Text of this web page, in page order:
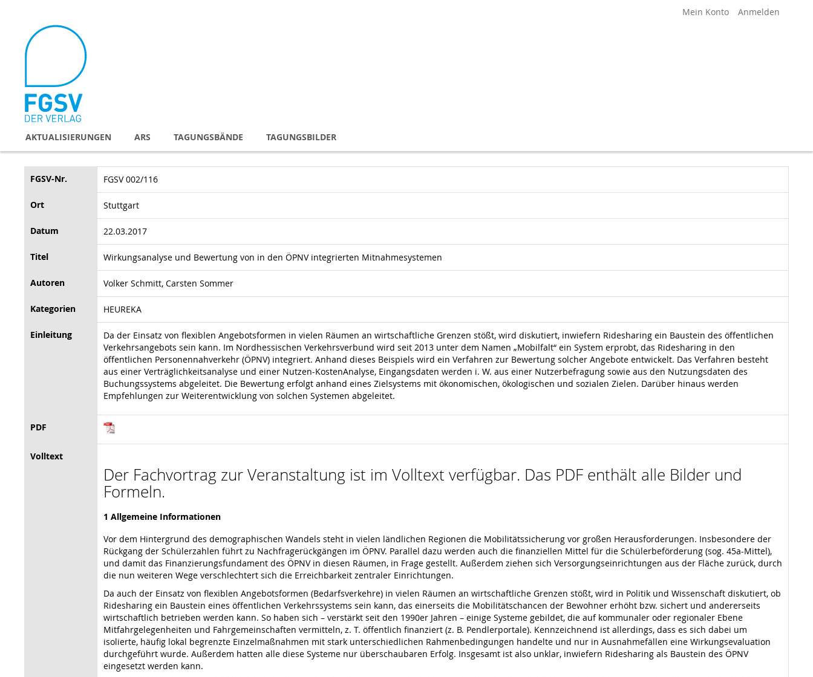
Mein Konto Anmelden
Inhalt
AKTUALISIERUNGEN ARS TAGUNGSBÄNDE TAGUNGSBILDER
FGSV-Nr. FGSV 002/116
Ort Stuttgart
Datum 22.03.2017
Titel Wirkungsanalyse und Bewertung von in den ÖPNV integrierten Mitnahmesystemen
Autoren Volker Schmitt, Carsten Sommer
Kategorien HEUREKA
Einleitung
Da der Einsatz von flexiblen Angebotsformen in vielen Räumen an wirtschaftliche Grenzen stößt, wird diskutiert, inwiefern Ridesharing ein Baustein des öffentlichen
Verkehrsangebots sein kann. Im Nordhessischen Verkehrsverbund wird seit 2013 unter dem Namen „Mobilfalt“ ein System erprobt, das Ridesharing in den
öffentlichen Personennahverkehr (ÖPNV) integriert. Anhand dieses Beispiels wird ein Verfahren zur Bewertung solcher Angebote entwickelt. Das Verfahren besteht
aus einer Verträglichkeitsanalyse und einer Nutzen-KostenAnalyse, Eingangsdaten werden i. W. aus einer Nutzerbefragung sowie aus den Nutzungsdaten des
Buchungssystems abgeleitet. Die Bewertung erfolgt anhand eines Zielsystems mit ökonomischen, ökologischen und sozialen Zielen. Darüber hinaus werden
Empfehlungen zur Weiterentwicklung von solchen Systemen abgeleitet.
PDF
Volltext
Der Fachvortrag zur Veranstaltung ist im Volltext verfügbar. Das PDF enthält alle Bilder und
Formeln.
1 Allgemeine Informationen
Vor dem Hintergrund des demographischen Wandels steht in vielen ländlichen Regionen die Mobilitätssicherung vor großen Herausforderungen. Insbesondere der
Rückgang der Schülerzahlen führt zu Nachfragerückgängen im ÖPNV. Parallel dazu werden auch die finanziellen Mittel für die Schülerbeförderung (sog. 45a-Mittel),
und damit das Finanzierungsfundament des ÖPNV in diesen Räumen, in Frage gestellt. Außerdem ziehen sich Versorgungseinrichtungen aus der Fläche zurück, durch
die nun weiteren Wege verschlechtert sich die Erreichbarkeit zentraler Einrichtungen.
Da auch der Einsatz von flexiblen Angebotsformen (Bedarfsverkehre) in vielen Räumen an wirtschaftliche Grenzen stößt, wird in Politik und Wissenschaft diskutiert, ob
Ridesharing ein Baustein eines öffentlichen Verkehrssystems sein kann, das einerseits die Mobilitätschancen der Bewohner erhöht bzw. sichert und andererseits
wirtschaftlich betrieben werden kann. So haben sich – verstärkt seit den 1990er Jahren – einige Systeme gebildet, die auf kommunaler oder regionaler Ebene
Mitfahrgelegenheiten und Fahrgemeinschaften vermitteln, z. T. öffentlich finanziert (z. B. Pendlerportale). Kennzeichnend ist allerdings, dass es sich dabei um
isolierte, häufig lokal begrenzte Einzelmaßnahmen mit stark unterschiedlichen Rahmenbedingungen handelte und nur in Ausnahmefällen eine Wirkungsevaluation
durchgeführt wurde. Außerdem hatten alle diese Systeme nur überschaubaren Erfolg. Insgesamt ist also unklar, inwiefern Ridesharing als Baustein des ÖPNV
eingesetzt werden kann.